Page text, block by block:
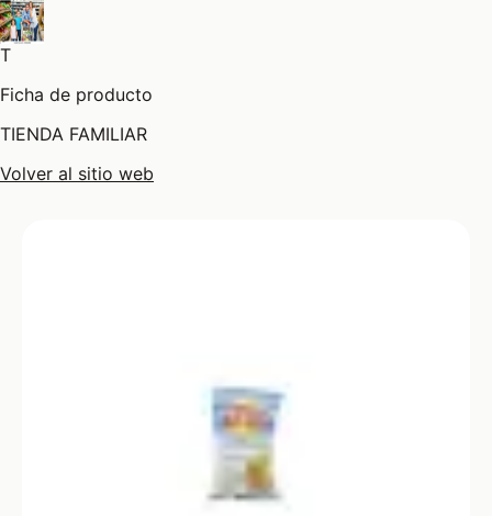
T
Ficha de producto
TIENDA FAMILIAR
Volver al sitio web